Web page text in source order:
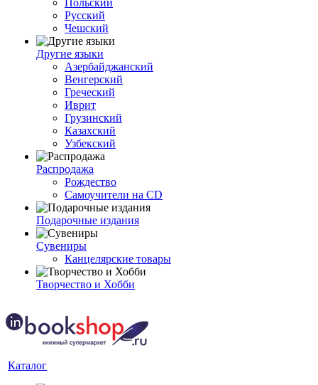
Польский
Русский
Чешский
Другие языки
Азербайджанский
Венгерский
Греческий
Иврит
Грузинский
Казахский
Узбекский
Распродажа
Рождество
Самоучители на CD
Подарочные издания
Сувениры
Канцелярские товары
Творчество и Хобби
Каталог